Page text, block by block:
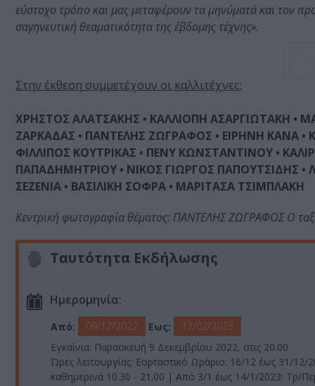
εύστοχο τρόπο και μας μεταφέρουν τα μηνύματά και τον
σαγηνευτική θεαματικότητα της έβδομης τέχνης».
Στην έκθεση συμμετέχουν οι καλλιτέχνες:
ΧΡΗΣΤΟΣ ΑΛΑΤΣΑΚΗΣ • ΚΑΛΛΙΟΠΗ ΑΣΑΡΓΙΩΤΑΚΗ •
ΖΑΡΚΑΔΑΣ • ΠΑΝΤΕΛΗΣ ΖΩΓΡΑΦΟΣ • ΕΙΡΗΝΗ ΚΑΝΑ •
ΦΙΛΛΙΠΟΣ ΚΟΥΤΡΙΚΑΣ • ΠΕΝΥ ΚΩΝΣΤΑΝΤΙΝΟΥ •
ΠΑΠΑΔΗΜΗΤΡΙΟΥ • ΝΙΚΟΣ ΓΙΩΡΓΟΣ ΠΑΠΟΥΤΣΙΔΗΣ
ΣΕΖΕΝΙΑ • ΒΑΣΙΛΙΚΗ ΣΟΦΡΑ • ΜΑΡΙΤΑΣΑ ΤΣΙΜΠΛΑΚΗ
Κεντρική φωτογραφία θέματος: ΠΑΝΤΕΛΗΣ ΖΩΓΡΑΦΟΣ Ο
Ταυτότητα Εκδήλωσης
Ημερομηνία:
Από: 09/12/2022 Εως:
12/02/2023
Εγκαίνια: Παρασκευή 9 Δεκεμβρίου 2022, στις 20.00
Ώρες λειτουργίας: Εορταστικό Ωράριο: 16/12 έως 31/12/
καθημερινά 10.30 - 21.00 | Από 3/1 έως 14/1/2023: Τρ/